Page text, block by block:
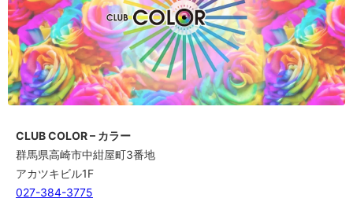
CLUB COLOR – カラー
群馬県高崎市中紺屋町3番地
アカツキビル1F
027-384-3775